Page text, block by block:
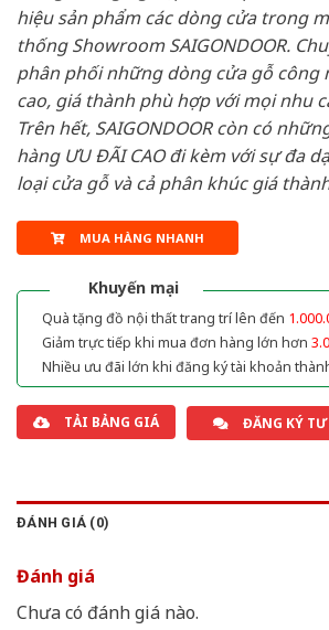
hiệu sản phẩm các dòng cửa trong
thống Showroom SAIGONDOOR.
phân phối những dòng cửa gỗ công
cao, giá thành phù hợp với mọi nhu
Trên hết, SAIGONDOOR còn có
hàng ƯU ĐÃI CAO đi kèm với sự đa
loại cửa gỗ và cả phân khúc giá
MUA HÀNG NHANH
Khuyến mại
Quà tặng đồ nội thất trang trí lên đến
Giảm trực tiếp khi mua đơn hàng lớn hơn
Nhiều ưu đãi lớn khi đăng ký tài khoản
TẢI BẢNG GIÁ ĐĂNG KÝ
ĐÁNH GIÁ (0)
Đánh giá
Chưa có đánh giá nào.